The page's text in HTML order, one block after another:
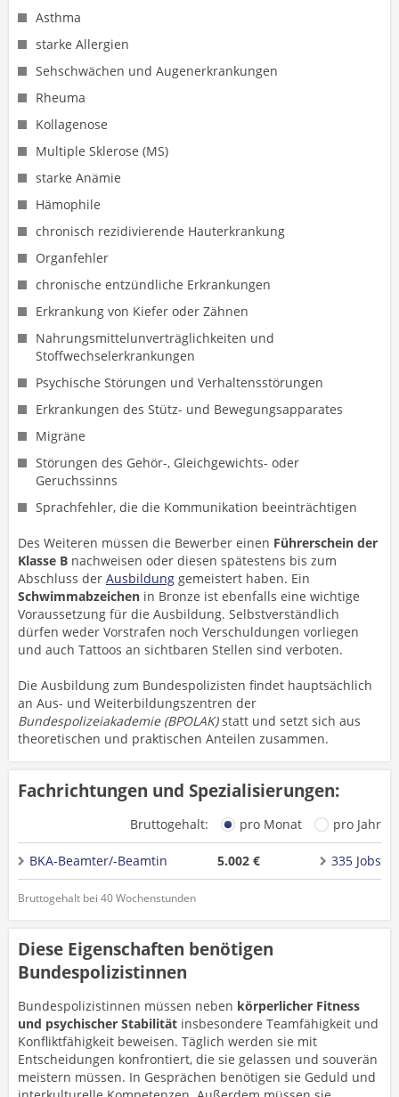
Asthma
starke Allergien
Sehschwächen und Augenerkrankungen
Rheuma
Kollagenose
Multiple Sklerose (MS)
starke Anämie
Hämophile
chronisch rezidivierende Hauterkrankung
Organfehler
chronische entzündliche Erkrankungen
Erkrankung von Kiefer oder Zähnen
Nahrungsmittelunverträglichkeiten und
Stoffwechselerkrankungen
Psychische Störungen und Verhaltensstörungen
Erkrankungen des Stütz- und Bewegungsapparates
Migräne
Störungen des Gehör-, Gleichgewichts- oder
Geruchssinns
Sprachfehler, die die Kommunikation beeinträchtigen
Des Weiteren müssen die Bewerber einen Führerschein der
Klasse B nachweisen oder diesen spätestens bis zum
Abschluss der Ausbildung gemeistert haben. Ein
Schwimmabzeichen in Bronze ist ebenfalls eine wichtige
Voraussetzung für die Ausbildung. Selbstverständlich
dürfen weder Vorstrafen noch Verschuldungen vorliegen
und auch Tattoos an sichtbaren Stellen sind verboten.
Die Ausbildung zum Bundespolizisten findet hauptsächlich
an Aus- und Weiterbildungszentren der
Bundespolizeiakademie (BPOLAK)statt und setzt sich aus
theoretischen und praktischen Anteilen zusammen.
Fachrichtungen und Spezialisierungen:
Bruttogehalt: pro Monat pro Jahr
BKA-Beamter/-Beamtin 5.002 € 335 Jobs
Bruttogehalt bei 40 Wochenstunden
Diese Eigenschaften benötigen
Bundespolizistinnen
Bundespolizistinnen müssen neben körperlicher Fitness
und psychischer Stabilität insbesondere Teamfähigkeit und
Konfliktfähigkeit beweisen. Täglich werden sie mit
Entscheidungen konfrontiert, die sie gelassen und souverän
meistern müssen. In Gesprächen benötigen sie Geduld und